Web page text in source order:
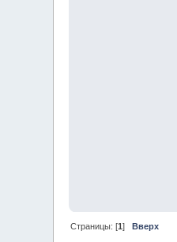
Страницы: [1]Вверх